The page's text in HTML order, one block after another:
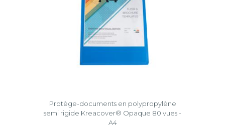
Protège-documents en polypropylène
semi rigide Kreacover® Opaque 80 vues -
A4